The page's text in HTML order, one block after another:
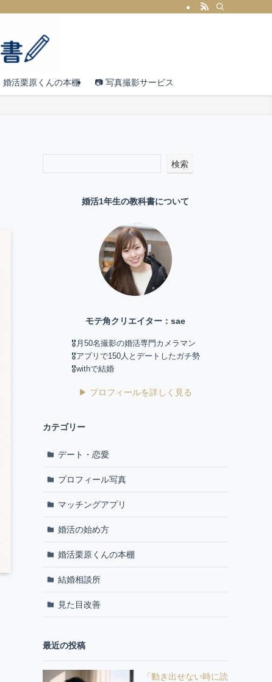
婚活栗原くんの本棚 📷 写真撮影サービス
検索
婚活1年生の教科書について
モテ角クリエイター：sae
🎖️月50名撮影の婚活専門カメラマン
🎖️アプリで150人とデートしたガチ勢
🎖️withで結婚
▶ プロフィールを詳しく見る
カテゴリー
デート・恋愛
プロフィール写真
マッチングアプリ
婚活の始め方
婚活栗原くんの本棚
結婚相談所
見た目改善
最近の投稿
「動き出せない時に読